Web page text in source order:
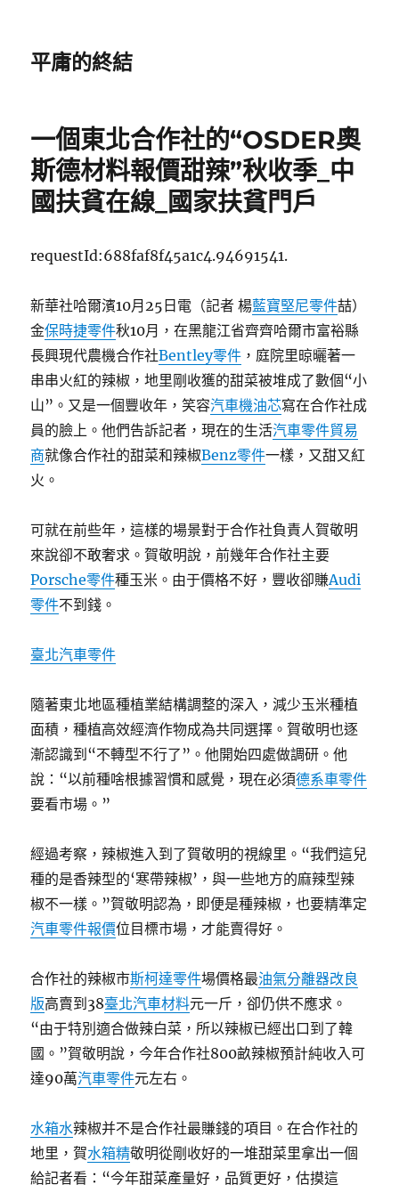
平庸的終結
一個東北合作社的“OSDER奧
斯德材料報價甜辣”秋收季_中
國扶貧在線_國家扶貧門戶
requestId:688faf8f45a1c4.94691541.
新華社哈爾濱10月25日電（記者 楊藍寶堅尼零件喆）
金保時捷零件秋10月，在黑龍江省齊齊哈爾市富裕縣
長興現代農機合作社Bentley零件 ，庭院里晾曬著一
串串火紅的辣椒，地里剛收獲的甜菜被堆成了數個“小
山”。又是一個豐收年，笑容汽車機油芯寫在合作社成
員的臉上。他們告訴記者，現在的生活汽車零件貿易
商就像合作社的甜菜和辣椒Benz零件一樣，又甜又紅
火。
可就在前些年，這樣的場景對于合作社負責人賀敬明
來說卻不敢奢求。賀敬明說，前幾年合作社主要
Porsche零件種玉米。由于價格不好，豐收卻賺Audi
零件不到錢。
臺北汽車零件
隨著東北地區種植業結構調整的深入，減少玉米種植
面積，種植高效經濟作物成為共同選擇。賀敬明也逐
漸認識到“不轉型不行了”。他開始四處做調研。他
說：“以前種啥根據習慣和感覺，現在必須德系車零件
要看市場。”
經過考察，辣椒進入到了賀敬明的視線里。“我們這兒
種的是香辣型的‘寒帶辣椒’，與一些地方的麻辣型辣
椒不一樣。”賀敬明認為，即便是種辣椒，也要精準定
汽車零件報價位目標市場，才能賣得好。
合作社的辣椒市斯柯達零件場價格最油氣分離器改良
版高賣到38臺北汽車材料元一斤，卻仍供不應求。
“由于特別適合做辣白菜，所以辣椒已經出口到了韓
國。”賀敬明說，今年合作社800畝辣椒預計純收入可
達90萬汽車零件元左右。
水箱水辣椒并不是合作社最賺錢的項目。在合作社的
地里，賀水箱精敬明從剛收好的一堆甜菜里拿出一個
給記者看：“今年甜菜產量好，品質更好，估摸這